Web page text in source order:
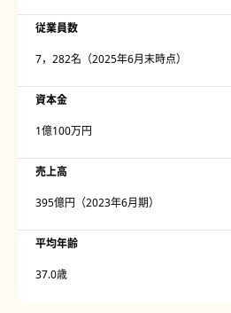
従業員数
7，282名（2025年6月末時点）
資本金
1億100万円
売上高
395億円（2023年6月期）
平均年齢
37.0歳